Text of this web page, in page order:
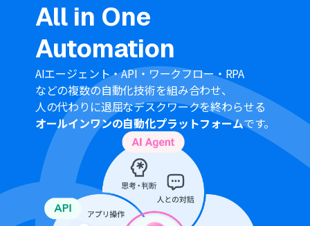
All in One
Automation
AIエージェント・API・ワークフロー・RPA
などの複数の自動化技術を組み合わせ、
人の代わりに退屈なデスクワークを終わらせる
オールインワンの自動化プラットフォームです。